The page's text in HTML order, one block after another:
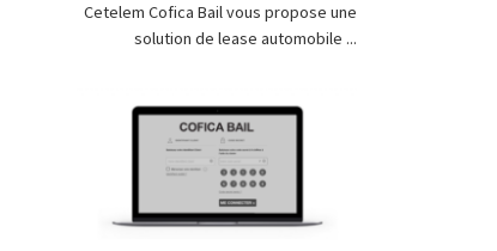
Cetelem Cofica Bail vous propose une
solution de lease automobile ...